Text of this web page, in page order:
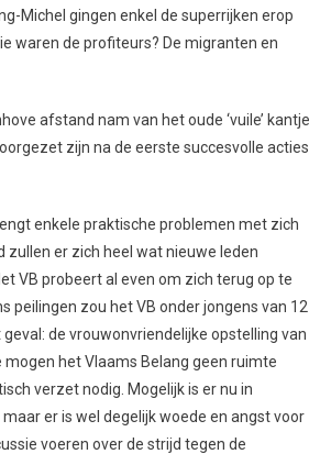
Michel gingen enkel de superrijken erop
waren de profiteurs? De migranten en
afstand nam van het oude ‘vuile’ kantje
zijn na de eerste succesvolle
enkele praktische problemen met zich
er zich heel wat nieuwe leden
VB probeert al even om zich terug op te
peilingen zou het VB onder jongens van 12
de vrouwonvriendelijke opstelling van
het Vlaams Belang geen ruimte
verzet nodig. Mogelijk is er nu in
er is wel degelijk woede en angst voor
voeren over de strijd tegen de